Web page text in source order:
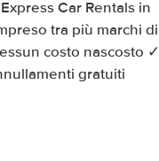
Car Rentals in
tra più marchi di
costo nascosto ✓
gratuiti